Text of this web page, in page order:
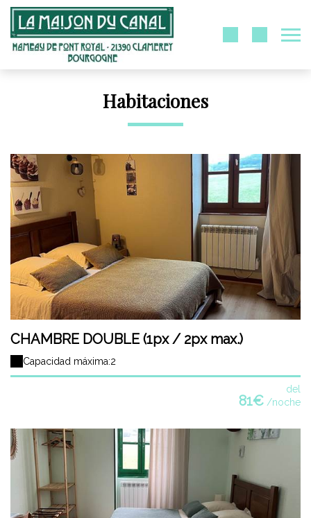
Habitaciones
CHAMBRE DOUBLE (1px / 2px max.)
Capacidad máxima:2
del
81€ /noche